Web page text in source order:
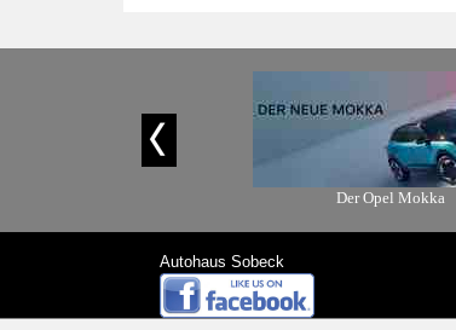
Der Opel Mokka
Autohaus Sobeck